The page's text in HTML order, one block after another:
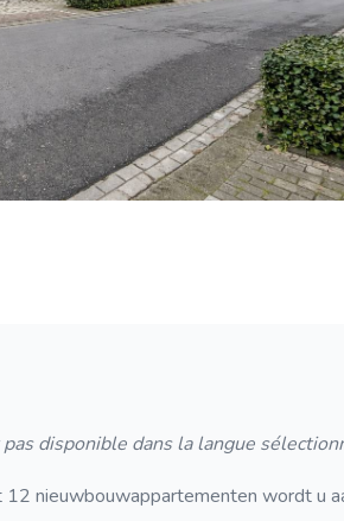
disponible dans la langue
nieuwbouwappartementen wordt u